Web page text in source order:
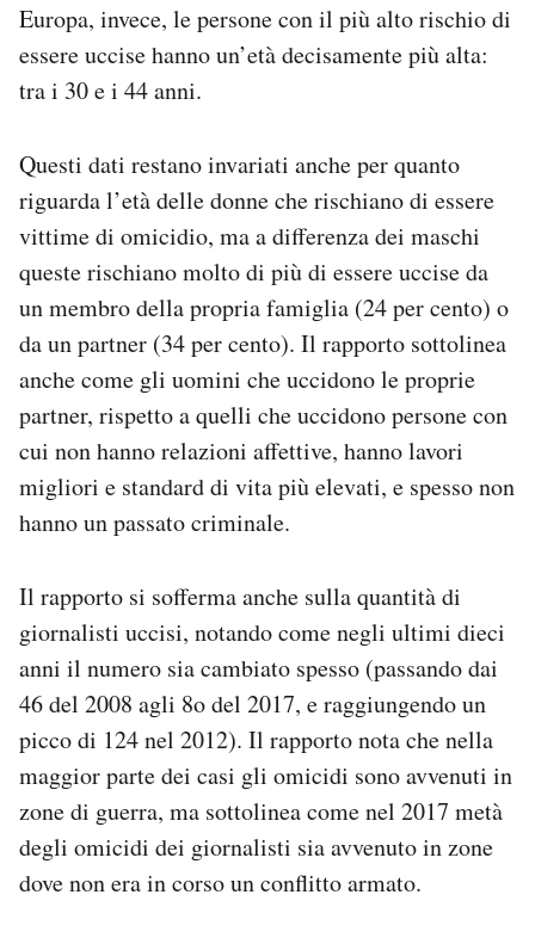
Europa, invece, le persone con il più alto rischio di
essere uccise hanno un’età decisamente più alta:
tra i 30 e i 44 anni.
Questi dati restano invariati anche per quanto
riguarda l’età delle donne che rischiano di essere
vittime di omicidio, ma a differenza dei maschi
queste rischiano molto di più di essere uccise da
un membro della propria famiglia (24 per cento) o
da un partner (34 per cento). Il rapporto sottolinea
anche come gli uomini che uccidono le proprie
partner, rispetto a quelli che uccidono persone con
cui non hanno relazioni affettive, hanno lavori
migliori e standard di vita più elevati, e spesso non
hanno un passato criminale.
Il rapporto si sofferma anche sulla quantità di
giornalisti uccisi, notando come negli ultimi dieci
anni il numero sia cambiato spesso (passando dai
46 del 2008 agli 8o del 2017, e raggiungendo un
picco di 124 nel 2012). Il rapporto nota che nella
maggior parte dei casi gli omicidi sono avvenuti in
zone di guerra, ma sottolinea come nel 2017 metà
degli omicidi dei giornalisti sia avvenuto in zone
dove non era in corso un conflitto armato.